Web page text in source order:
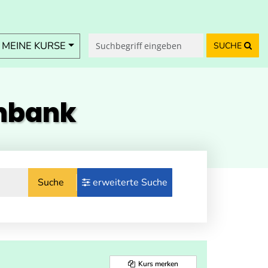
KURSE SUCHE
Suche erweiterte Suche
Kurs merken